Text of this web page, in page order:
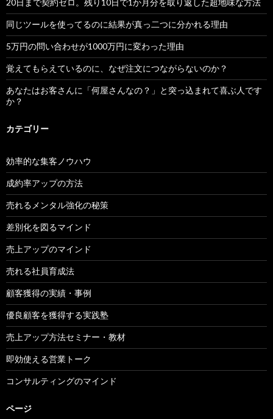
同じツールを使ってるのに結果が真っ二つに分かれる理由
5万円の問い合わせが1000万円に変わった理由
覚えてもらえているのに、なぜ注文につながらないのか？
あなたはお客さんに「何屋さんなの？」と突っ込まれて喜ぶ人です
か？
カテゴリー
効率的な集客ノウハウ
成約率アップの方法
売れるメンタル強化の秘策
差別化を図るマインド
売上アップのマインド
売れる社員育成法
顧客獲得の実績・事例
優良顧客を獲得する実践塾
売上アップ方法セミナー・教材
即効使える営業トーク
コンサルティングのマインド
ページ